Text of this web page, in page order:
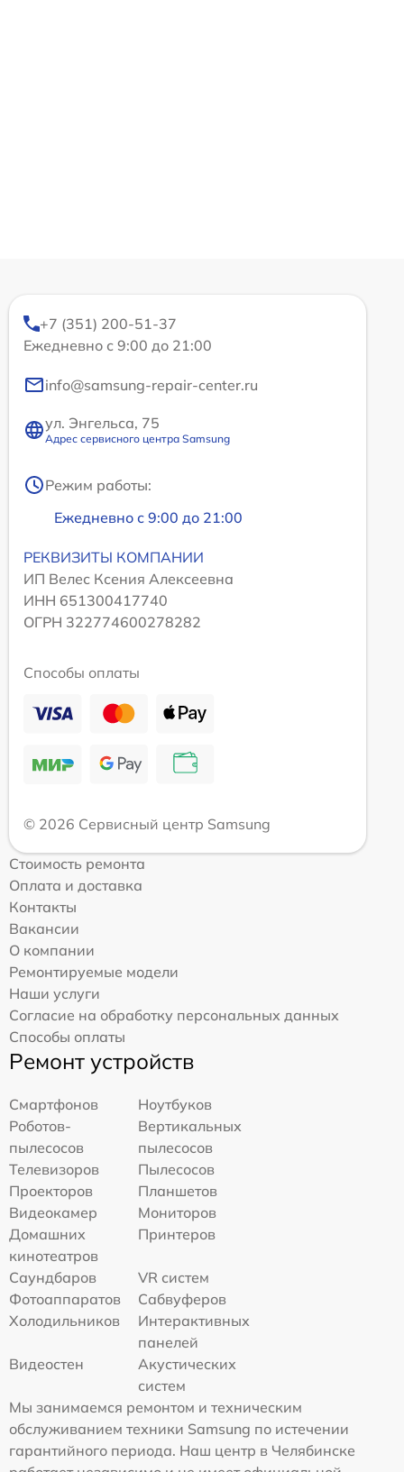
+7 (351) 200-51-37
Ежедневно с 9:00 до 21:00
info@samsung-repair-center.ru
ул. Энгельса, 75
Адрес сервисного центра Samsung
Режим работы:
Ежедневно с 9:00 до 21:00
РЕКВИЗИТЫ КОМПАНИИ
ИП Велес Ксения Алексеевна
ИНН 651300417740
ОГРН 322774600278282
Способы оплаты
© 2026 Сервисный центр Samsung
Стоимость ремонта
Оплата и доставка
Контакты
Вакансии
О компании
Ремонтируемые модели
Наши услуги
Согласие на обработку персональных данных
Способы оплаты
Ремонт устройств
Смартфонов
Ноутбуков
Роботов-
пылесосов
Вертикальных
пылесосов
Телевизоров
Пылесосов
Проекторов
Планшетов
Видеокамер
Мониторов
Домашних
кинотеатров
Принтеров
Саундбаров
VR систем
Фотоаппаратов
Сабвуферов
Холодильников
Интерактивных
панелей
Видеостен
Акустических
систем
Мы занимаемся ремонтом и техническим
обслуживанием техники Samsung по истечении
гарантийного периода. Наш центр в Челябинске